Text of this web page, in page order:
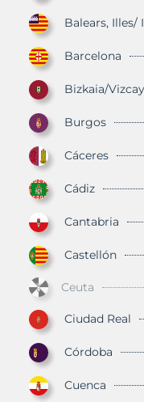
Balears, Illes/
Barcelona
Bizkaia/
Burgos
Cáceres
Cádiz
Cantabria
Castellón
Ceuta
Ciudad Real
Córdoba
Cuenca